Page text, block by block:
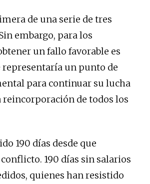
de una serie de tres
embargo, para los
un fallo favorable es
representaría un punto de
para continuar su lucha
reincorporación de todos los
190 días desde que
190 días sin salarios
quienes han resistido